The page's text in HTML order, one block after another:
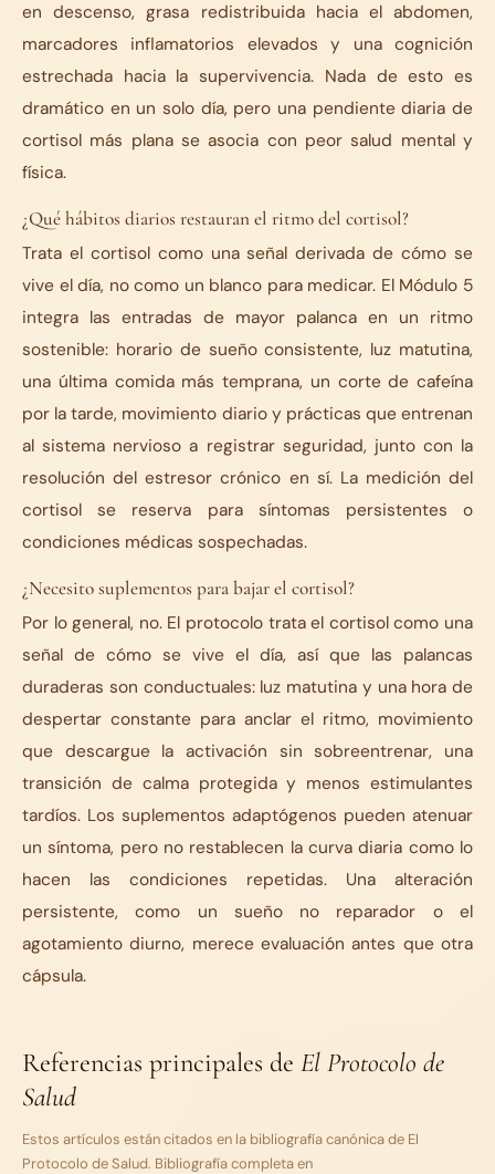
en descenso, grasa redistribuida hacia el abdomen,
marcadores inflamatorios elevados y una cognición
estrechada hacia la supervivencia. Nada de esto es
dramático en un solo día, pero una pendiente diaria de
cortisol más plana se asocia con peor salud mental y
física.
¿Qué hábitos diarios restauran el ritmo del cortisol?
Trata el cortisol como una señal derivada de cómo se
vive el día, no como un blanco para medicar. El Módulo 5
integra las entradas de mayor palanca en un ritmo
sostenible: horario de sueño consistente, luz matutina,
una última comida más temprana, un corte de cafeína
por la tarde, movimiento diario y prácticas que entrenan
al sistema nervioso a registrar seguridad, junto con la
resolución del estresor crónico en sí. La medición del
cortisol se reserva para síntomas persistentes o
condiciones médicas sospechadas.
¿Necesito suplementos para bajar el cortisol?
Por lo general, no. El protocolo trata el cortisol como una
señal de cómo se vive el día, así que las palancas
duraderas son conductuales: luz matutina y una hora de
despertar constante para anclar el ritmo, movimiento
que descargue la activación sin sobreentrenar, una
transición de calma protegida y menos estimulantes
tardíos. Los suplementos adaptógenos pueden atenuar
un síntoma, pero no restablecen la curva diaria como lo
hacen las condiciones repetidas. Una alteración
persistente, como un sueño no reparador o el
agotamiento diurno, merece evaluación antes que otra
cápsula.
Referencias principales de El Protocolo de
Salud
Estos artículos están citados en la bibliografía canónica de El
Protocolo de Salud. Bibliografía completa en